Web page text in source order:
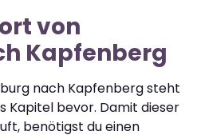
von
Kapfenberg
nach Kapfenberg steht
Kapitel bevor. Damit dieser
benötigst du einen